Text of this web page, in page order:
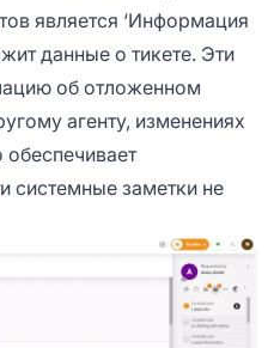
является ‘Информация
данные о тикете. Эти
об отложенном
агенту, изменениях
системные заметки не